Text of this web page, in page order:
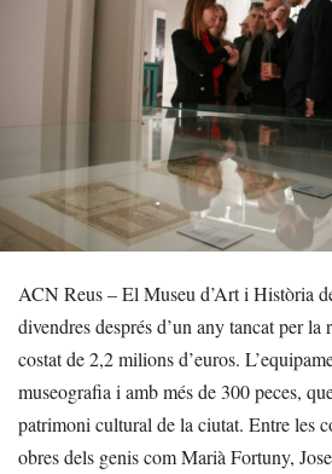
ACN Reus – El Museu d’Art i Història
divendres després d’un any tancat per la
costat de 2,2 milions d’euros.
museografia i amb més de 300 peces,
patrimoni cultural de la ciutat. Entre les
obres dels genis com Marià Fortuny,